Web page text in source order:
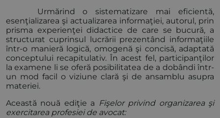
Urmărind o sistematizare mai eficientă,
esenţializarea şi actualizarea informaţiei, autorul, prin
prisma experienţei didactice de care se bucură, a
structurat cuprinsul lucrării prezentând informaţiile
într-o manieră logică, omogenă şi concisă, adaptată
conceptului recapitulativ. În acest fel, participanţilor
la examene li se oferă posibilitatea de a dobândi într-
un mod facil o viziune clară şi de ansamblu asupra
materiei.
Această nouă ediţie a Fişelor privind organizarea şi
exercitarea profesiei de avocat: